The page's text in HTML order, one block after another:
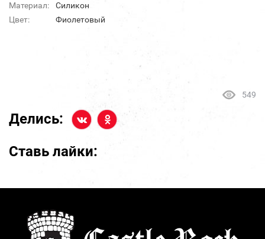
Материал:
Силикон
Цвет:
Фиолетовый
549
Делись:
Ставь лайки: